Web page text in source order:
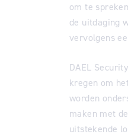
om te
de uitdaging
vervolgens
DAEL
kregen om
worden
maken met
uitstekende